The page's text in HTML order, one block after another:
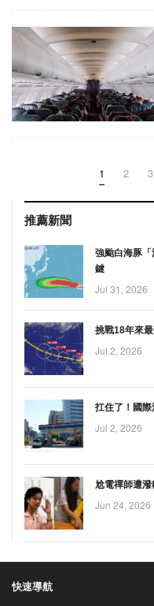
1 2 3
推薦新聞
強颱白海豚
鍵
Jul 31, 2026
挑戰18年來
Jul 2, 2026
扛住了！國
Jul 2, 2026
尬電禪師遭
Jun 24, 2026
快速導航